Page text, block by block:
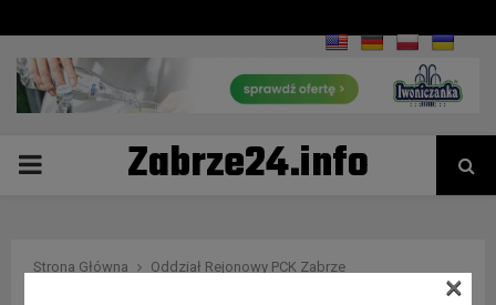
PRIMARYZabrze24.info
Strona Główna Oddział Rejonowy PCK Zabrze
×